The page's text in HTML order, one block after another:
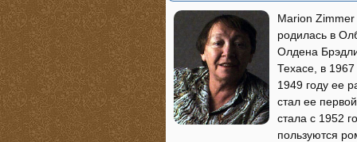
Marion
родилась в
Олдена
Техасе, в
1949 году ее
стал ее
стала с 1952
пользуются